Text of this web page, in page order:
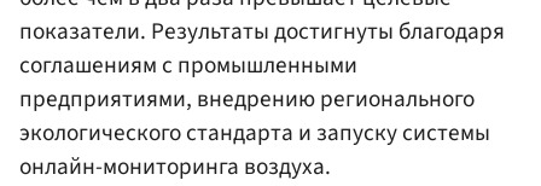
показатели. Результаты достигнуты благодаря
соглашениям с промышленными
предприятиями, внедрению регионального
экологического стандарта и запуску системы
онлайн-мониторинга воздуха.